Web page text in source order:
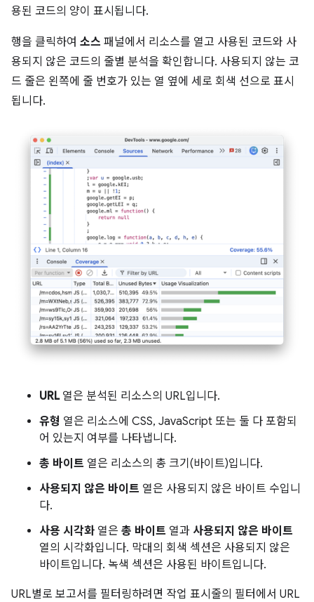
용된 코드의 양이 표시됩니다.
행을 클릭하여 소스 패널에서 리소스를 열고 사용된 코드와 사
용되지 않은 코드의 줄별 분석을 확인합니다. 사용되지 않는 코
드 줄은 왼쪽에 줄 번호가 있는 열 옆에 세로 회색 선으로 표시
됩니다.
URL열은 분석된 리소스의 URL입니다.
유형 열은 리소스에 CSS, JavaScript 또는 둘 다 포함되
어 있는지 여부를 나타냅니다.
총 바이트 열은 리소스의 총 크기(바이트)입니다.
사용되지 않은 바이트 열은 사용되지 않은 바이트 수입니
다.
사용 시각화 열은 총 바이트 열과 사용되지 않은 바이트
열의 시각화입니다. 막대의 회색 섹션은 사용되지 않은
바이트입니다. 녹색 섹션은 사용된 바이트입니다.
URL별로 보고서를 필터링하려면 작업 표시줄의 필터에서 URL